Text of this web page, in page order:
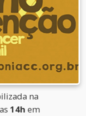
na
14h em